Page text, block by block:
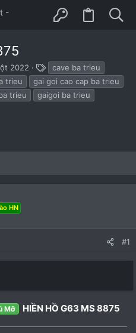
2022
h
ẻ
cave ba trieu
trieu
gai goi cao cap ba trieu
trieu
gaigoi ba trieu
HN
#1
Mỡ HIỀN HỒ G63 MS 8875